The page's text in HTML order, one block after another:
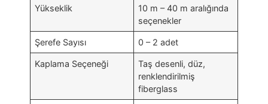
Yükseklik
10 m – 40 m aralığında
seçenekler
Şerefe Sayısı 0 – 2 adet
Kaplama Seçeneği
Taş desenli, düz,
renklendirilmiş
fiberglass